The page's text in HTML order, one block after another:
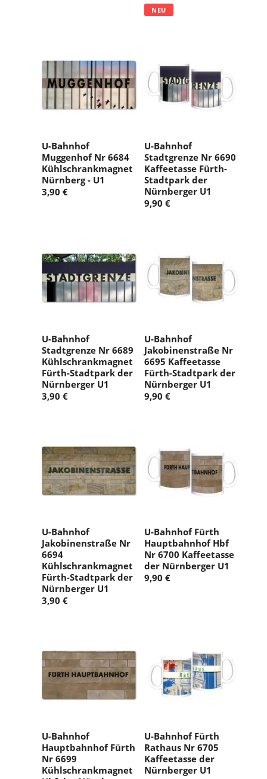
NEU
U-Bahnhof
Muggenhof Nr 6684
Kühlschrankmagnet
Nürnberg - U1
3,90 €
U-Bahnhof
Stadtgrenze Nr 6690
Kaffeetasse Fürth-
Stadtpark der
Nürnberger U1
9,90 €
U-Bahnhof
Stadtgrenze Nr 6689
Kühlschrankmagnet
Fürth-Stadtpark der
Nürnberger U1
3,90 €
U-Bahnhof
Jakobinenstraße Nr
6695 Kaffeetasse
Fürth-Stadtpark der
Nürnberger U1
9,90 €
U-Bahnhof
Jakobinenstraße Nr
6694
Kühlschrankmagnet
Fürth-Stadtpark der
Nürnberger U1
3,90 €
U-Bahnhof Fürth
Hauptbahnhof Hbf
Nr 6700 Kaffeetasse
der Nürnberger U1
9,90 €
U-Bahnhof
Hauptbahnhof Fürth
Nr 6699
Kühlschrankmagnet
U-Bahnhof Fürth
Rathaus Nr 6705
Kaffeetasse der
Nürnberger U1